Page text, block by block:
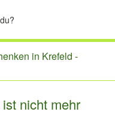
in Krefeld -
nicht mehr